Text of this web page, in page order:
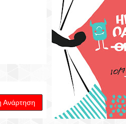
Ανάρτηση